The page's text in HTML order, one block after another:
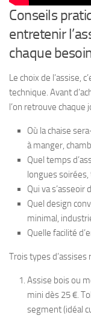
Conseils
entretenir
chaque
Le choix de l’assise,
technique. Avant
l’on retrouve chaque
Où la chaise
à manger,
Quel temps
longues
Qui va
Quel design
minimal,
Quelle facilité
Trois types
Assise bois ou
mini dès 25 €.
segment (idéal